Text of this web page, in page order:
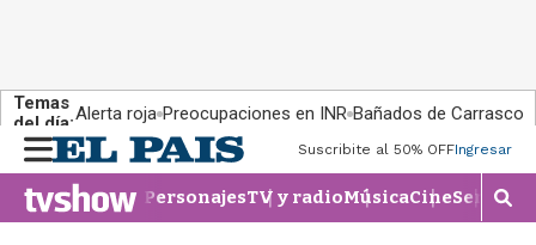
Temas
del día:Alerta roja Preocupaciones en INR Bañados de Carrasco
n
u
Suscribite al 50% OFFIngresar
PersonajesTV y radioMúsicaCineSeries
M
o